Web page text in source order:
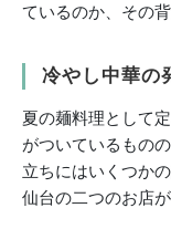
ているのか、その
冷やし中華の
夏の麺料理として
がついているもの
立ちにはいくつか
仙台の二つのお店